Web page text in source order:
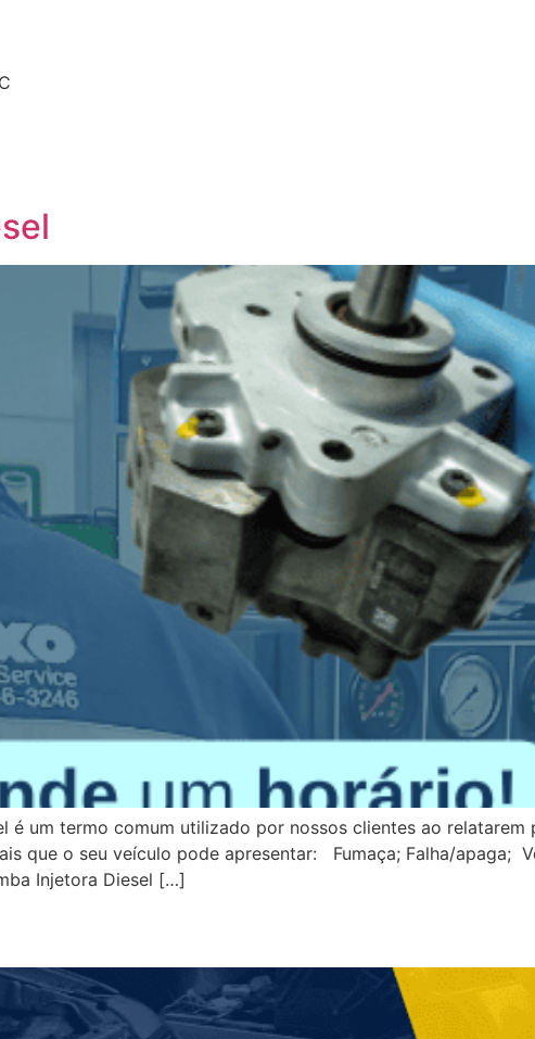
é um termo comum utilizado por nossos clientes ao relatarem
que o seu veículo pode apresentar: Fumaça; Falha/apaga;
Injetora Diesel […]